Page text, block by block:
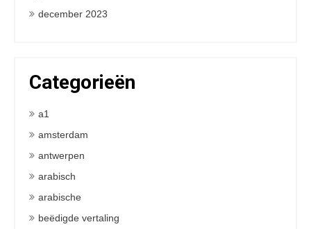
december 2023
Categorieën
a1
amsterdam
antwerpen
arabisch
arabische
beëdigde vertaling